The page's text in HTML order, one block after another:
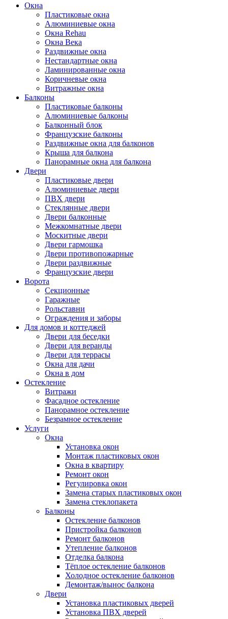
Окна
Пластиковые окна
Алюминиевые окна
Окна Rehau
Окна Века
Раздвижные окна
Нестандартные окна
Ламинированные окна
Коричневые окна
Витражные окна
Балконы
Пластиковые балконы
Алюминиевые балконы
Балконный блок
Французские балконы
Раздвижные окна для балконов
Крыша для балкона
Панорамные окна для балкона
Двери
Пластиковые двери
Алюминиевые двери
ПВХ двери
Стеклянные двери
Двери балконные
Межкомнатные двери
Москитные двери
Двери гармошка
Двери противопожарные
Двери раздвижные
Французские двери
Ворота
Секционные
Гаражные
Рольставни
Ограждения и заборы
Для домов и коттеджей
Двери для беседки
Двери для веранды
Двери для террасы
Окна для дачи
Окна в дом
Остекление
Витражи
Фасадное остекление
Панорамное остекление
Безрамное остекление
Услуги
Окна
Установка окон
Монтаж пластиковых окон
Окна в квартиру
Ремонт окон
Регулировка окон
Замена старых пластиковых окон
Замена стеклопакета
Балконы
Остекление балконов
Пристройка балконов
Ремонт балконов
Утепление балконов
Отделка балкона
Тёплое остекление балконов
Холодное остекление балконов
Демонтаж/вынос балкона
Двери
Установка пластиковых дверей
Установка ПВХ дверей